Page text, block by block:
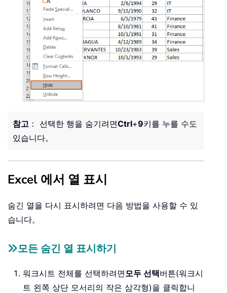
참고 ： 선택한 행을 숨기려면Ctrl+9키를 누를 수도
있습니다。
Excel 에서 열 표시
숨긴 열을 다시 표시하려면 다음 방법을 사용할 수 있
습니다。
모든 숨긴 열 표시하기
워크시트 전체를 선택하려면모두 선택버튼(워크시
트 왼쪽 상단 모서리의 작은 삼각형)을 클릭합니